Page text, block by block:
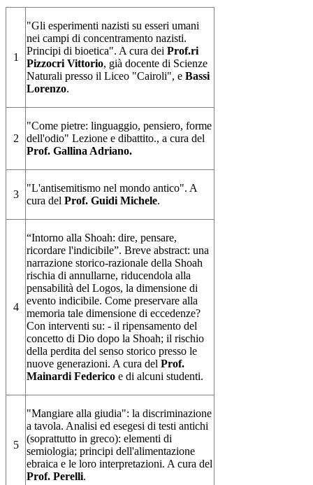
1
"Gli esperimenti nazisti su esseri umani
nei campi di concentramento nazisti.
Principi di bioetica". A cura dei Prof.ri
Pizzocri Vittorio, già docente di Scienze
Naturali presso il Liceo "Cairoli", e Bassi
Lorenzo.
2
"Come pietre: linguaggio, pensiero, forme
dell'odio" Lezione e dibattito., a cura del
Prof. Gallina Adriano.
3
"L'antisemitismo nel mondo antico". A
cura del Prof. Guidi Michele.
4
“Intorno alla Shoah: dire, pensare,
ricordare l'indicibile”. Breve abstract: una
narrazione storico-razionale della Shoah
rischia di annullarne, riducendola alla
pensabilità del Logos, la dimensione di
evento indicibile. Come preservare alla
memoria tale dimensione di eccedenze?
Con interventi su: - il ripensamento del
concetto di Dio dopo la Shoah; il rischio
della perdita del senso storico presso le
nuove generazioni. A cura del Prof.
Mainardi Federico e di alcuni studenti.
5
"Mangiare alla giudia": la discriminazione
a tavola. Analisi ed esegesi di testi antichi
(soprattutto in greco): elementi di
semiologia; principi dell'alimentazione
ebraica e le loro interpretazioni. A cura del
Prof. Perelli.